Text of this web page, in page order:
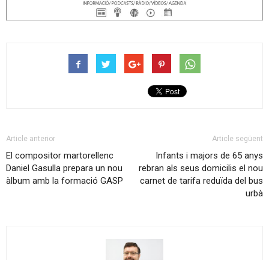
Article anterior
El compositor martorellenc
Daniel Gasulla prepara un nou
àlbum amb la formació GASP
Article següent
Infants i majors de 65 anys
rebran als seus domicilis el nou
carnet de tarifa reduïda del bus
urbà